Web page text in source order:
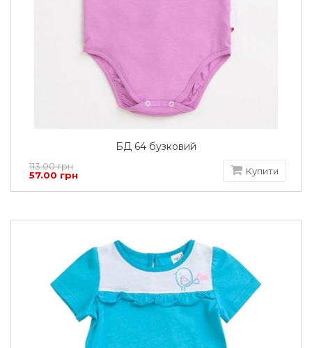
БД 64 бузковий
113.00 грн
57.00 грн
Купити